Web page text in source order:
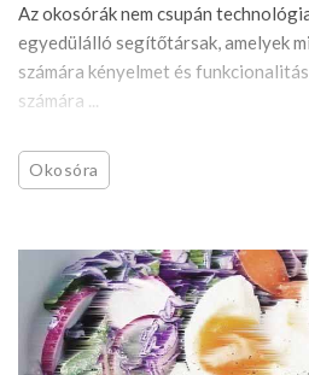
Az okosórák nem csupán
egyedülálló segítőtársak, amelyek
számára kényelmet és
számára ...
Okosóra